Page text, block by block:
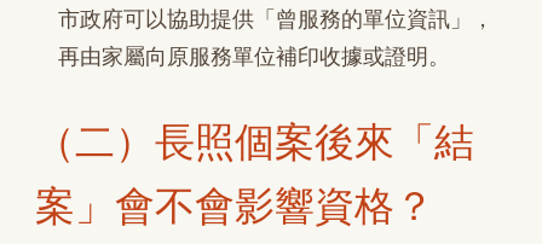
市政府可以協助提供「曾服務的單位資訊」，
再由家屬向原服務單位補印收據或證明。
（二）長照個案後來「結
案」會不會影響資格？